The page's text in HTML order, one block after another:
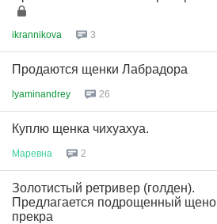
ikrannikova 3
Продаются щенки Лабрадора
lyaminandrey 26
Куплю щенка чихуахуа.
Маревна 2
Золотистый ретривер (голден).
Предлагается подрощенный
прекра